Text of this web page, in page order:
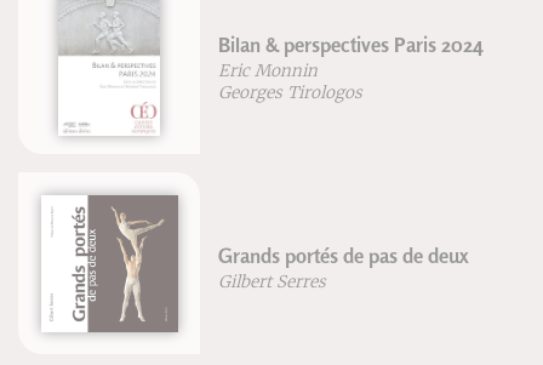
Bilan & perspectives Paris 2024
Eric Monnin
Georges Tirologos
Grands portés de pas de deux
Gilbert Serres